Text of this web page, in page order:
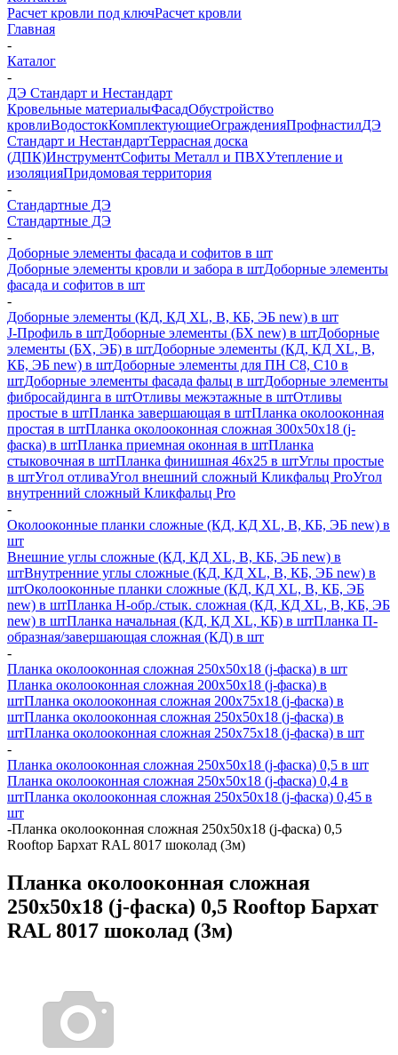
Расчет кровли под ключРасчет кровли
Главная
-
Каталог
-
ДЭ Стандарт и Нестандарт
Кровельные материалыФасадОбустройство
кровлиВодостокКомплектующиеОгражденияПрофнастилДЭ
Стандарт и НестандартТеррасная доска
(ДПК)ИнструментСофиты Металл и ПВХУтепление и
изоляцияПридомовая территория
-
Стандартные ДЭ
Стандартные ДЭ
-
Доборные элементы фасада и софитов в шт
Доборные элементы кровли и забора в штДоборные элементы
фасада и софитов в шт
-
Доборные элементы (КД, КД XL, В, КБ, ЭБ new) в шт
J-Профиль в штДоборные элементы (БХ new) в штДоборные
элементы (БХ, ЭБ) в штДоборные элементы (КД, КД XL, В,
КБ, ЭБ new) в штДоборные элементы для ПН С8, С10 в
штДоборные элементы фасада фальц в штДоборные элементы
фибросайдинга в штОтливы межэтажные в штОтливы
простые в штПланка завершающая в штПланка околооконная
простая в штПланка околооконная сложная 300х50х18 (j-
фаска) в штПланка приемная оконная в штПланка
стыковочная в штПланка финишная 46х25 в штУглы простые
в штУгол отливаУгол внешний сложный Кликфальц ProУгол
внутренний сложный Кликфальц Pro
-
Околооконные планки сложные (КД, КД XL, В, КБ, ЭБ new) в
шт
Внешние углы сложные (КД, КД XL, В, КБ, ЭБ new) в
штВнутренние углы сложные (КД, КД XL, В, КБ, ЭБ new) в
штОколооконные планки сложные (КД, КД XL, В, КБ, ЭБ
new) в штПланка H-обр./стык. сложная (КД, КД XL, В, КБ, ЭБ
new) в штПланка начальная (КД, КД XL, КБ) в штПланка П-
образная/завершающая сложная (КД) в шт
-
Планка околооконная сложная 250х50х18 (j-фаска) в шт
Планка околооконная сложная 200х50х18 (j-фаска) в
штПланка околооконная сложная 200х75х18 (j-фаска) в
штПланка околооконная сложная 250х50х18 (j-фаска) в
штПланка околооконная сложная 250х75х18 (j-фаска) в шт
-
Планка околооконная сложная 250х50х18 (j-фаска) 0,5 в шт
Планка околооконная сложная 250х50х18 (j-фаска) 0,4 в
штПланка околооконная сложная 250х50х18 (j-фаска) 0,45 в
шт
-Планка околооконная сложная 250х50х18 (j-фаска) 0,5
Rooftop Бархат RAL 8017 шоколад (3м)
Планка околооконная сложная
250х50х18 (j-фаска) 0,5 Rooftop Бархат
RAL 8017 шоколад (3м)